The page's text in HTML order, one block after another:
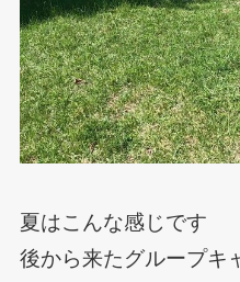
夏はこんな感じです
後から来たグループキ